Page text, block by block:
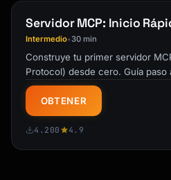
```
### Search Context Tool
```typescript
server.tool(
  "Search through saved notes and context",
  {
Servidor MCP: Inicio
Intermedio•30 min
Construye tu primer servidor
Protocol) desde cero. Guía paso
Python con ejemplos
OBTENER
4.200 4.9